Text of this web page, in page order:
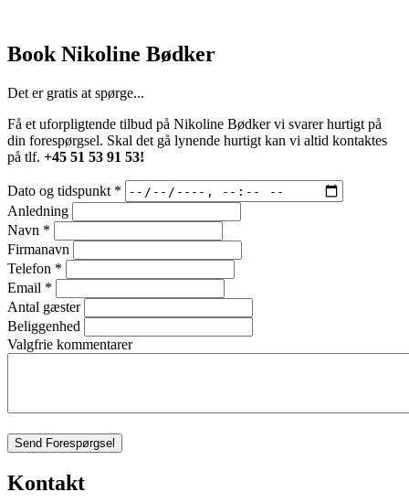
Book Nikoline Bødker
Det er gratis at spørge...
Få et uforpligtende tilbud på Nikoline Bødker vi svarer hurtigt på
din forespørgsel. Skal det gå lynende hurtigt kan vi altid kontaktes
på tlf. +45 51 53 91 53!
Dato og tidspunkt *
Anledning
Navn *
Firmanavn
Telefon *
Email *
Antal gæster
Beliggenhed
Valgfrie kommentarer
Send Forespørgsel
Kontakt